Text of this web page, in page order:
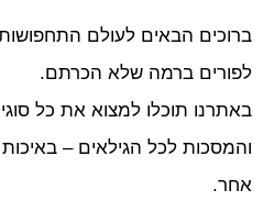
ברוכים הבאים לעולם
לפורים ברמה שלא הכרתם.
באתרנו תוכלו למצוא את כל
והמסכות לכל הגילאים –
אחר.